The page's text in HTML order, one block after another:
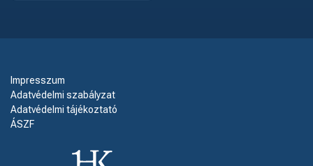
Impresszum
Adatvédelmi szabályzat
Adatvédelmi tájékoztató
ÁSZF